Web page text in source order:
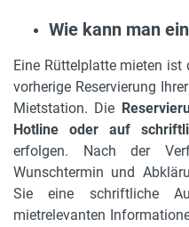
Wie kann man
Eine Rüttelplatte mieten
vorherige Reservierung
Mietstation. Die
Hotline oder auf
erfolgen. Nach der
Wunschtermin und
Sie eine schriftliche
mietrelevanten